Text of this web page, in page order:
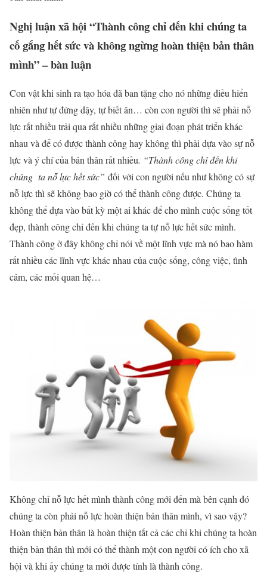
Nghị luận xã hội “Thành công chỉ đến khi chúng ta
cố gắng hết sức và không ngừng hoàn thiện bản thân
mình” – bàn luận
Con vật khi sinh ra tạo hóa đã ban tặng cho nó những điều hiển
nhiên như tự đứng dậy, tự biết ăn… còn con người thì sẽ phải nỗ
lực rất nhiều trải qua rất nhiều những giai đoạn phát triển khác
nhau và để có được thành công hay không thì phải dựa vào sự nỗ
lực và ý chí của bản thân rất nhiều. “Thành công chỉ đến khi
chúng ta nỗ lực hết sức” đối với con người nếu như không có sự
nỗ lực thì sẽ không bao giờ có thể thành công được. Chúng ta
không thể dựa vào bất kỳ một ai khác để cho mình cuộc sống tốt
đẹp, thành công chỉ đến khi chúng ta tự nỗ lực hết sức mình.
Thành công ở đây không chỉ nói về một lĩnh vực mà nó bao hàm
rất nhiều các lĩnh vực khác nhau của cuộc sống, công việc, tình
cảm, các mối quan hệ…
Không chỉ nỗ lực hết mình thành công mới đến mà bên cạnh đó
chúng ta còn phải nỗ lực hoàn thiện bản thân mình, vì sao vậy?
Hoàn thiện bản thân là hoàn thiện tất cả các chỉ khi chúng ta hoàn
thiện bản thân thì mới có thể thành một con người có ích cho xã
hội và khi ấy chúng ta mới được tính là thành công.